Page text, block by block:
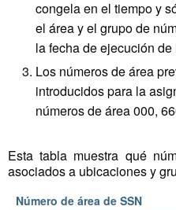
congela en el tiempo y
el área y el grupo de
la fecha de ejecución
Los números de área
introducidos para la
números de área 000,
Esta tabla muestra qué
asociados a ubicaciones y
Número de área de SSN